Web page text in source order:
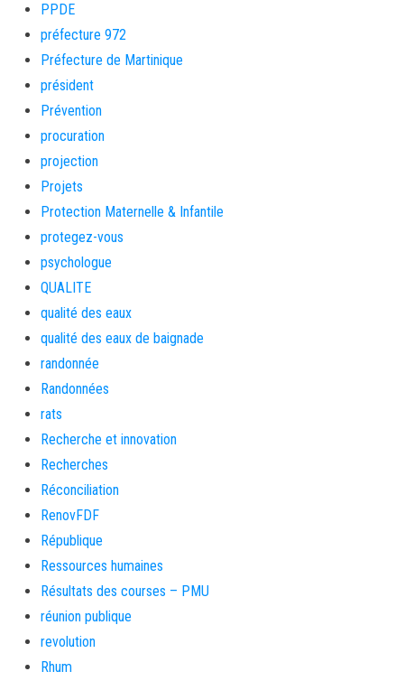
PPDE
préfecture 972
Préfecture de Martinique
président
Prévention
procuration
projection
Projets
Protection Maternelle & Infantile
protegez-vous
psychologue
QUALITE
qualité des eaux
qualité des eaux de baignade
randonnée
Randonnées
rats
Recherche et innovation
Recherches
Réconciliation
RenovFDF
République
Ressources humaines
Résultats des courses – PMU
réunion publique
revolution
Rhum